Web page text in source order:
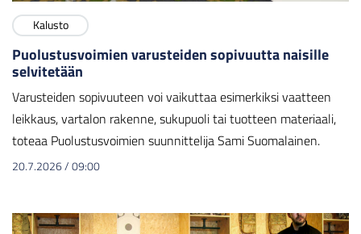
Kalusto
Puolustusvoimien varusteiden sopivuutta naisille
selvitetään
Varusteiden sopivuuteen voi vaikuttaa esimerkiksi vaatteen
leikkaus, vartalon rakenne, sukupuoli tai tuotteen materiaali,
toteaa Puolustusvoimien suunnittelija Sami Suomalainen.
20.7.2026/09:00